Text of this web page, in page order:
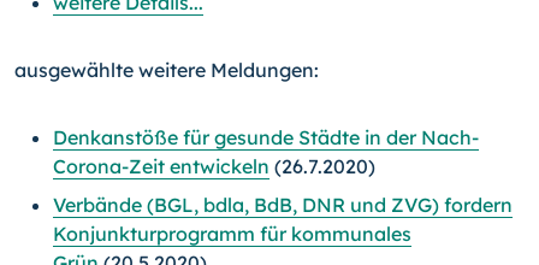
ausgewählte weitere Meldungen:
Denkanstöße für gesunde Städte in der Nach-
Corona-Zeit entwickeln (26.7.2020)
Verbände (BGL, bdla, BdB, DNR und ZVG) fordern
Konjunkturprogramm für kommunales